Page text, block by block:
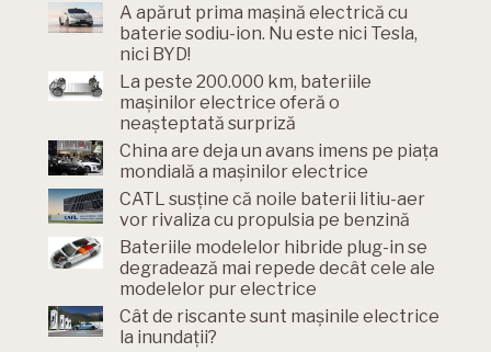
A apărut prima mașină electrică cu
baterie sodiu-ion. Nu este nici Tesla,
nici BYD!
La peste 200.000 km, bateriile
mașinilor electrice oferă o
neașteptată surpriză
China are deja un avans imens pe piața
mondială a mașinilor electrice
CATL susține că noile baterii litiu-aer
vor rivaliza cu propulsia pe benzină
Bateriile modelelor hibride plug-in se
degradează mai repede decât cele ale
modelelor pur electrice
Cât de riscante sunt mașinile electrice
la inundații?